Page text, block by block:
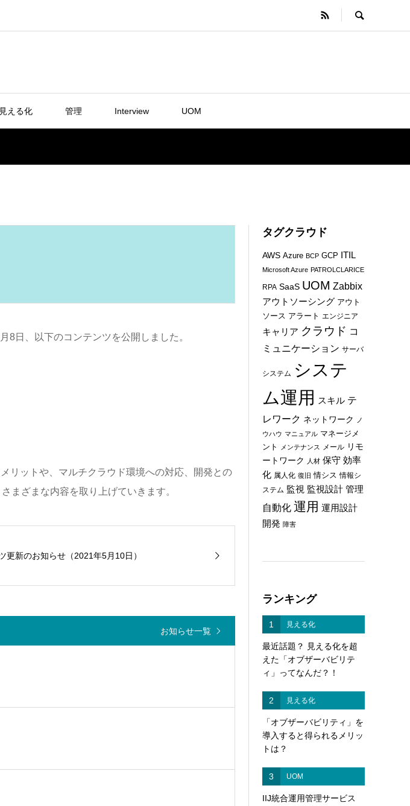
見える化 管理 Interview UOM
8日、以下のコンテンツを公開しました。
リットや、マルチクラウド環境への対応、開発との
まざまな内容を取り上げていきます。
更新のお知らせ（2021年5月10日）
お知らせ一覧
タグクラウド
AWS Azure BCP GCP ITIL
Microsoft Azure PATROLCLARICE
RPA SaaS UOM Zabbix
アウトソーシング アウト
ソース アラート エンジニア
キャリア クラウド コ
ミュニケーション サーバ
システム システ
ム運用 スキル テ
レワーク ネットワーク
ノ
ウハウ マニュアル マネージメ
ント
メンテナンス メール リモ
ートワーク
人材 保守 効率
化 属人化 復旧 情シス 情報シ
ステム 監視 監視設計 管理
自動化 運用 運用設計
開発 障害
ランキング
1 見える化
最近話題？ 見える化を超
えた「オブザーバビリテ
ィ」ってなんだ？！
2 見える化
「オブザーバビリティ」を
導入すると得られるメリッ
トは？
3 UOM
IIJ統合運用管理サービス